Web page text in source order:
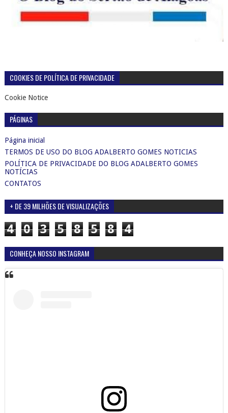
COOKIES DE POLÍTICA DE PRIVACIDADE
Cookie Notice
PÁGINAS
Página inicial
TERMOS DE USO DO BLOG ADALBERTO GOMES NOTICIAS
POLÍTICA DE PRIVACIDADE DO BLOG ADALBERTO GOMES
NOTÍCIAS
CONTATOS
+ DE 39 MILHÕES DE VISUALIZAÇÕES
4 0 3 5 8 5 8 4
CONHEÇA NOSSO INSTAGRAM